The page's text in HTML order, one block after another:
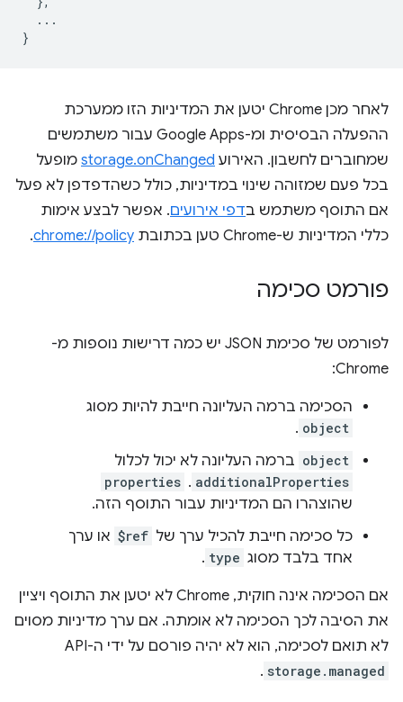
...
}
לאחר מכן Chrome יטען את המדיניות הזו ממערכת
ההפעלה הבסיסית ומ-Google Apps עבור משתמשים
שמחוברים לחשבון. האירוע storage.onChanged מופעל
בכל פעם שמזוהה שינוי במדיניות, כולל כשהדפדפן לא פעל
אם התוסף משתמש בדפי אירועים. אפשר לבצע אימות
כללי המדיניות ש-Chrome טען בכתובת
chrome://policy
.
פורמט סכימה
לפורמט של סכימת JSON יש כמה דרישות נוספות מ-
Chrome:
הסכימה ברמה העליונה חייבת להיות מסוג
object
.
object ברמה העליונה לא יכול לכלול
additionalProperties
.
properties
שהוצהרו הם המדיניות עבור התוסף הזה.
כל סכימה חייבת להכיל ערך של $ref או ערך
אחד בלבד מסוג type
.
אם הסכימה אינה חוקית, Chrome לא יטען את התוסף ויציין
את הסיבה לכך הסכימה לא אומתה. אם ערך מדיניות מסוים
לא תואם לסכימה, הוא לא יהיה פורסם על ידי ה-API
storage.managed
.